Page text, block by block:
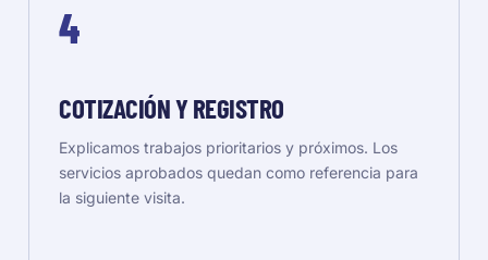
4
COTIZACIÓN Y REGISTRO
Explicamos trabajos prioritarios y próximos. Los
servicios aprobados quedan como referencia para
la siguiente visita.